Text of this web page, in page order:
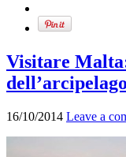
Visitare
dell’arcipelago
16/10/2014 Leave a